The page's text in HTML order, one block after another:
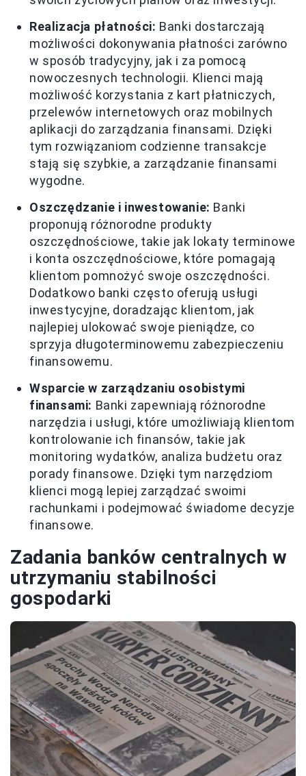
Realizacja płatności: Banki dostarczają
możliwości dokonywania płatności zarówno
w sposób tradycyjny, jak i za pomocą
nowoczesnych technologii. Klienci mają
możliwość korzystania z kart płatniczych,
przelewów internetowych oraz mobilnych
aplikacji do zarządzania finansami. Dzięki
tym rozwiązaniom codzienne transakcje
stają się szybkie, a zarządzanie finansami
wygodne.
Oszczędzanie i inwestowanie: Banki
proponują różnorodne produkty
oszczędnościowe, takie jak lokaty terminowe
i konta oszczędnościowe, które pomagają
klientom pomnożyć swoje oszczędności.
Dodatkowo banki często oferują usługi
inwestycyjne, doradzając klientom, jak
najlepiej ulokować swoje pieniądze, co
sprzyja długoterminowemu zabezpieczeniu
finansowemu.
Wsparcie w zarządzaniu osobistymi
finansami: Banki zapewniają różnorodne
narzędzia i usługi, które umożliwiają klientom
kontrolowanie ich finansów, takie jak
monitoring wydatków, analiza budżetu oraz
porady finansowe. Dzięki tym narzędziom
klienci mogą lepiej zarządzać swoimi
rachunkami i podejmować świadome decyzje
finansowe.
Zadania banków centralnych w
utrzymaniu stabilności
gospodarki